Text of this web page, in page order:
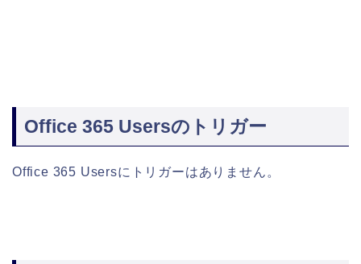
Office 365 Usersのトリガー
Office 365 Usersにトリガーはありません。